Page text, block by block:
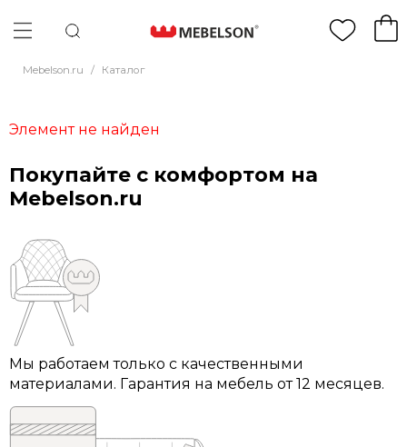
Mebelson.ru / Каталог
Элемент не найден
Покупайте с комфортом на
Mebelson.ru
Мы работаем только с качественными
материалами. Гарантия на мебель от 12 месяцев.